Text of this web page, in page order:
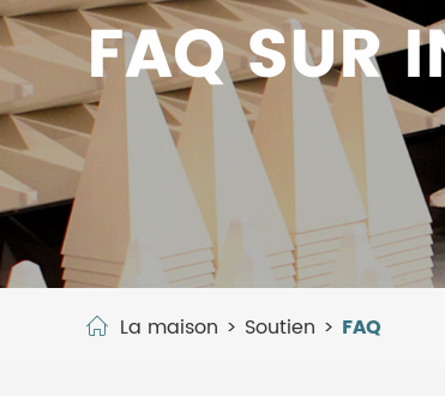
FAQ SUR
La maison Soutien FAQ